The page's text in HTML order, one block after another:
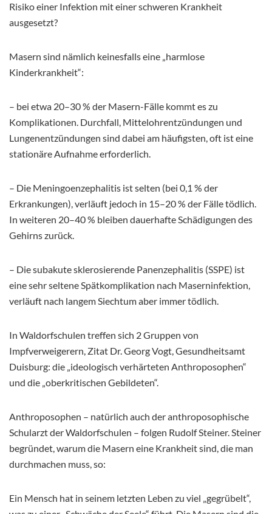
Risiko einer Infektion mit einer schweren Krankheit
ausgesetzt?
Masern sind nämlich keinesfalls eine „harmlose
Kinderkrankheit“:
– bei etwa 20–30 % der Masern-Fälle kommt es zu
Komplikationen. Durchfall, Mittelohrentzündungen und
Lungenentzündungen sind dabei am häufigsten, oft ist eine
stationäre Aufnahme erforderlich.
– Die Meningoenzephalitis ist selten (bei 0,1 % der
Erkrankungen), verläuft jedoch in 15–20 % der Fälle tödlich.
In weiteren 20–40 % bleiben dauerhafte Schädigungen des
Gehirns zurück.
– Die subakute sklerosierende Panenzephalitis (SSPE) ist
eine sehr seltene Spätkomplikation nach Maserninfektion,
verläuft nach langem Siechtum aber immer tödlich.
In Waldorfschulen treffen sich 2 Gruppen von
Impfverweigerern, Zitat Dr. Georg Vogt, Gesundheitsamt
Duisburg: die „ideologisch verhärteten Anthroposophen“
und die „oberkritischen Gebildeten“.
Anthroposophen – natürlich auch der anthroposophische
Schularzt der Waldorfschulen – folgen Rudolf Steiner. Steiner
begründet, warum die Masern eine Krankheit sind, die man
durchmachen muss, so:
Ein Mensch hat in seinem letzten Leben zu viel „gegrübelt“,